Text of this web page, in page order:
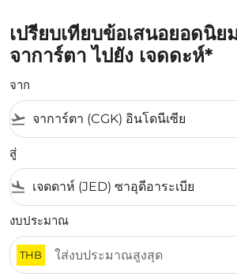
เปรียบเทียบข้อเสนอยอดนิย
จาการ์ตา ไปยัง เจดดะห์*
จาก
flight_takeoff
สู่
flight_land
งบประมาณ
THB